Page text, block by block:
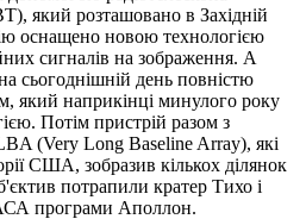
який розташовано в Західній
оснащено новою технологією
сигналів на зображення. А
сьогоднішній день повністю
який наприкінці минулого року
Потім пристрій разом з
(Very Long Baseline Array), які
США, зобразив кількох ділянок
потрапили кратер Тихо і
програми Аполлон.